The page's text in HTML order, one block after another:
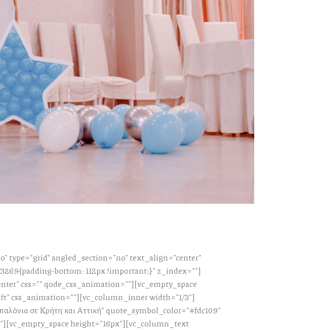
type="grid" angled_section="no" text_align="center"
bottom: 112px !important;}" z_index=""]
css="" qode_css_animation=""][vc_empty_space
css_animation=""][vc_column_inner width="1/3"]
σε Κρήτη και Αττική" quote_symbol_color="#fdc109"
height="16px"][vc_column_text